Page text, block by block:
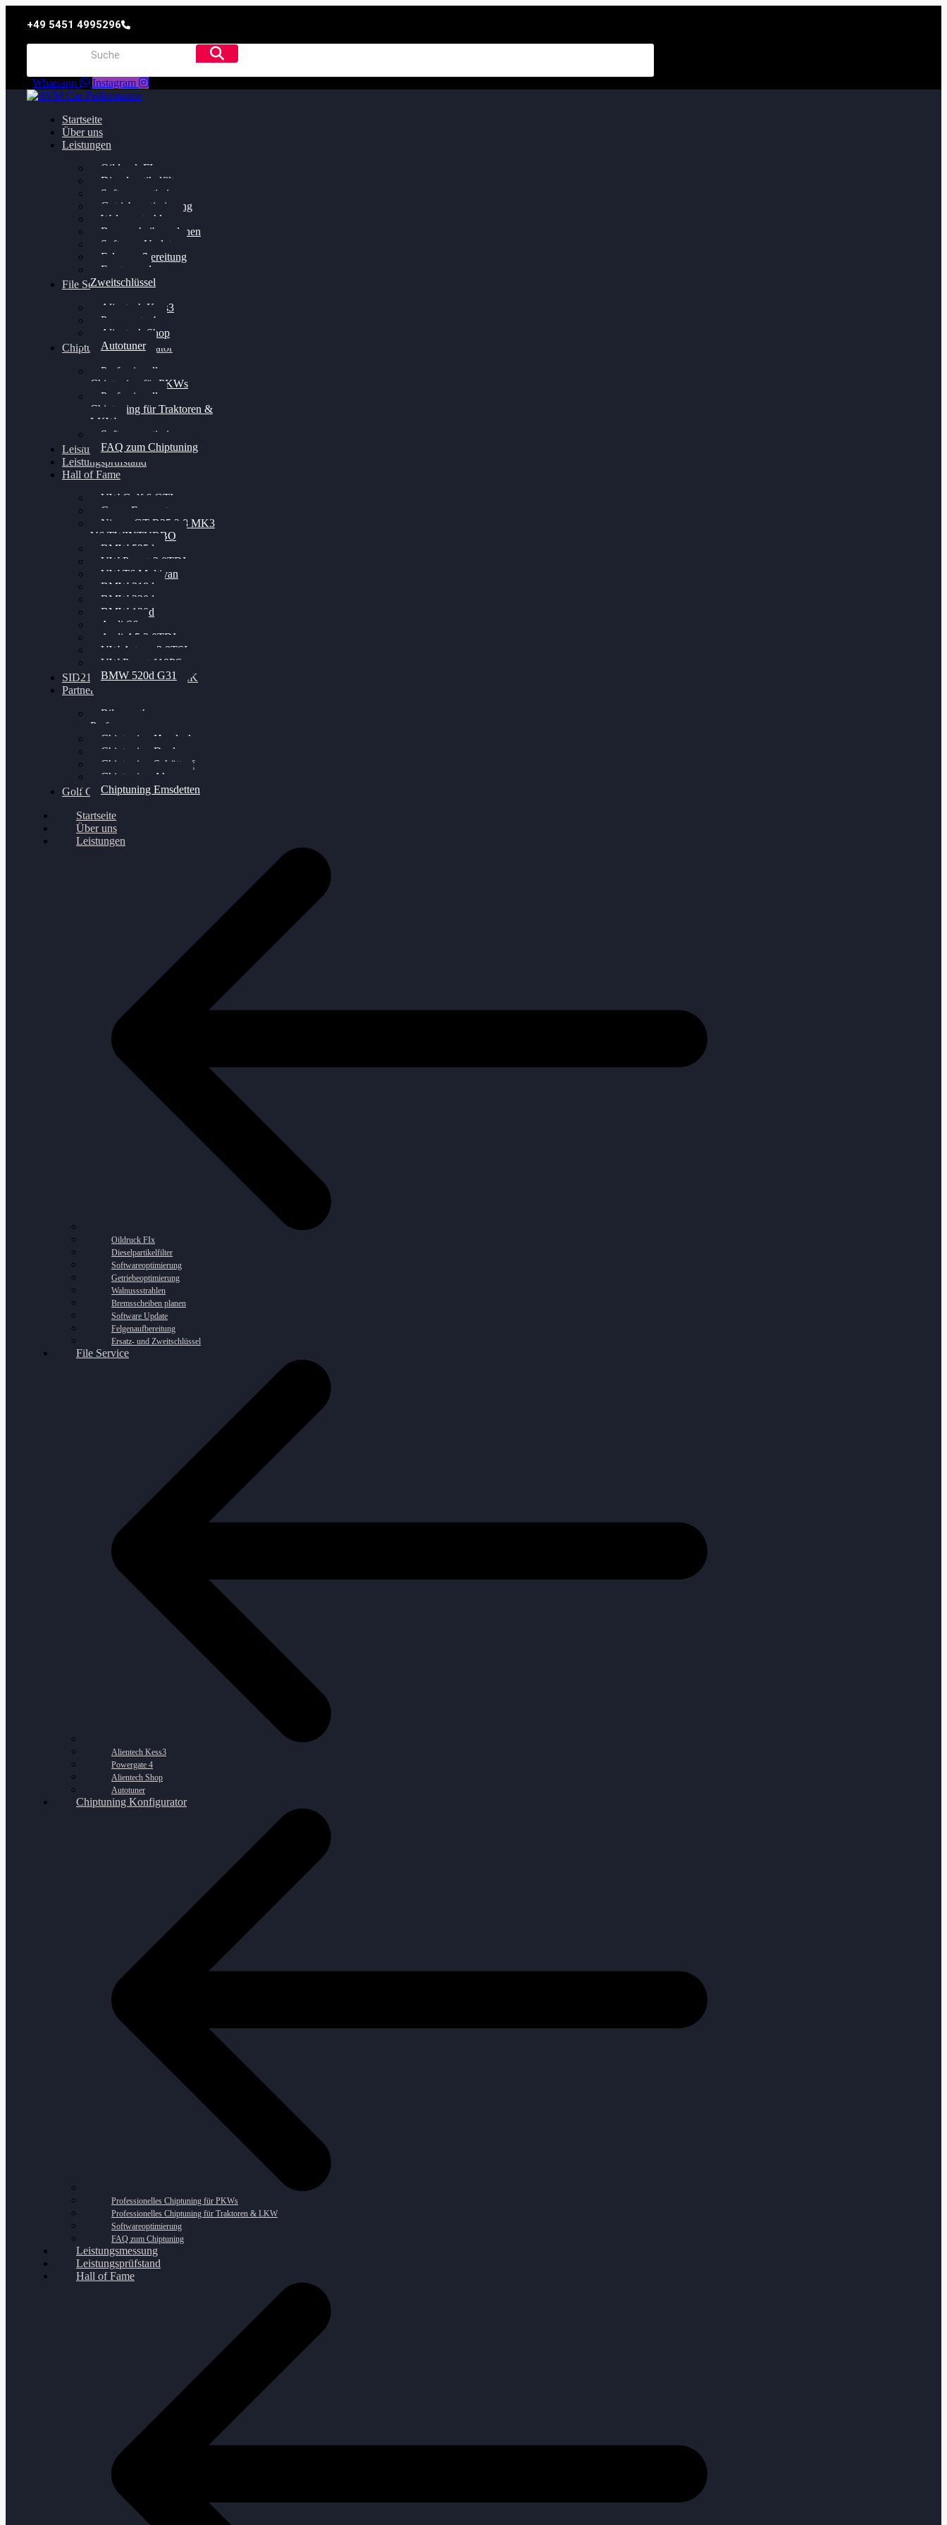
+49 5451 4995296
Whatsapp Instagram
Startseite
Über uns
Leistungen
Oildruck FIx
Dieselpartikelfilter
Softwareoptimierung
Getriebeoptimierung
Walnussstrahlen
Bremsscheiben planen
Software Update
Felgenaufbereitung
Ersatz- und
Zweitschlüssel
File Service
Alientech Kess3
Powergate 4
Alientech Shop
Autotuner
Chiptuning Konfigurator
Professionelles
Chiptuning für PKWs
Professionelles
Chiptuning für Traktoren &
LKW
Softwareoptimierung
FAQ zum Chiptuning
Leistungsmessung
Leistungsprüfstand
Hall of Fame
VW Golf 6 GTI
Cupra Formentor
Nissan GT-R35 3.8 MK3
V6 TWINTURBO
BMW 525d
VW Passat 2.0TDI
VW T6 Multivan
BMW 318d
BMW 320d
BMW 120d
Audi S6
Audi A5 3.0TDI
VW Arteon 2.0TSI
VW Passat 110PS
BMW 520d G31
SID212 / 212EVO UNLOCK
Partner
Bilgenroth
Performance
Chiptuning Herzlacke
Chiptuning Duelmen
Chiptuning Schüttorf
Chiptuning Ahaus
Chiptuning Emsdetten
Golf Gewinnspiel
Startseite
Über uns
Leistungen
Oildruck FIx
Dieselpartikelfilter
Softwareoptimierung
Getriebeoptimierung
Walnussstrahlen
Bremsscheiben planen
Software Update
Felgenaufbereitung
Ersatz- und Zweitschlüssel
File Service
Alientech Kess3
Powergate 4
Alientech Shop
Autotuner
Chiptuning Konfigurator
Professionelles Chiptuning für PKWs
Professionelles Chiptuning für Traktoren & LKW
Softwareoptimierung
FAQ zum Chiptuning
Leistungsmessung
Leistungsprüfstand
Hall of Fame